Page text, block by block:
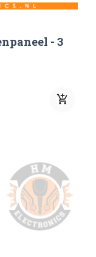
- 3
add_shopping_cart